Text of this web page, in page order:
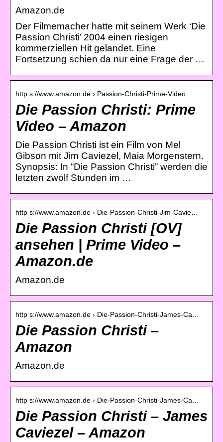
Amazon.de
Der Filmemacher hatte mit seinem Werk ‘Die
Passion Christi’ 2004 einen riesigen
kommerziellen Hit gelandet. Eine
Fortsetzung schien da nur eine Frage der …
http s://www.amazon.de › Passion-Christi-Prime-Video
Die Passion Christi: Prime
Video – Amazon
Die Passion Christi ist ein Film von Mel
Gibson mit Jim Caviezel, Maia Morgenstern.
Synopsis: In “Die Passion Christi” werden die
letzten zwölf Stunden im …
http s://www.amazon.de › Die-Passion-Christi-Jim-Cavie…
Die Passion Christi [OV]
ansehen | Prime Video –
Amazon.de
Amazon.de
http s://www.amazon.de › Die-Passion-Christi-James-Ca…
Die Passion Christi –
Amazon
Amazon.de
http s://www.amazon.de › Die-Passion-Christi-James-Ca…
Die Passion Christi – James
Caviezel – Amazon